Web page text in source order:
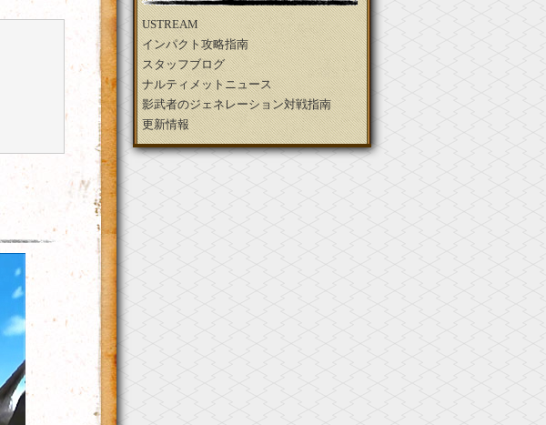
USTREAM
インパクト攻略指南
スタッフブログ
ナルティメットニュース
影武者のジェネレーション対戦指南
更新情報